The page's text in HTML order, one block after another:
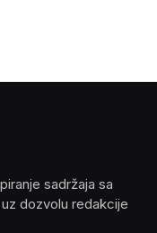
sadržaja sa
dozvolu redakcije